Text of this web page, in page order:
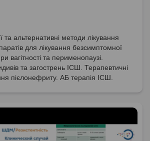
та альтернативні методи лікування
для лікування безсимптомної
вагітності та перименопаузі.
та загострень ІСШ. Терапевтичні
пієлонефриту. АБ терапія ІСШ.